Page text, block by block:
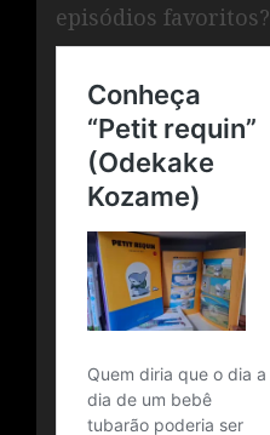
episódios favoritos?